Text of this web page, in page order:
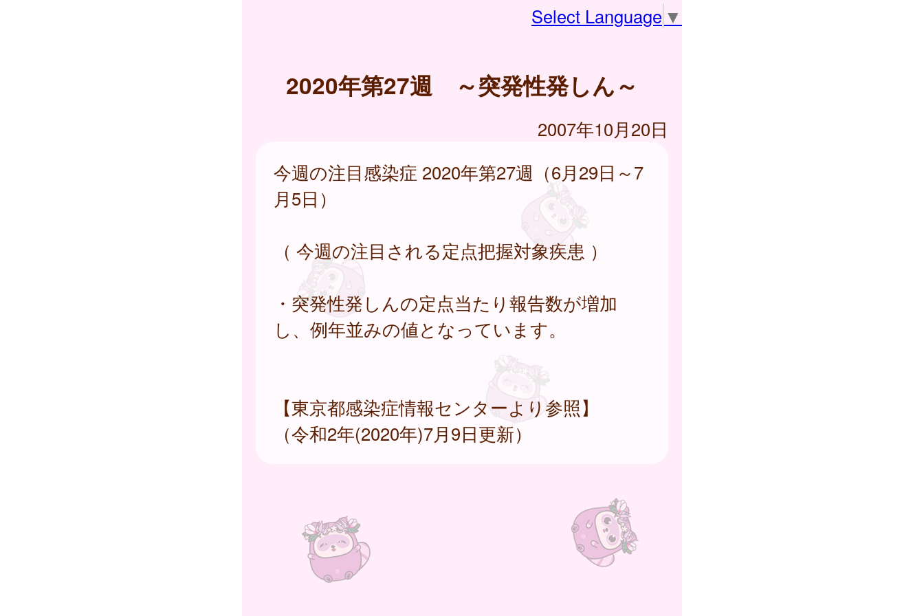
Select Language ▼
2020年第27週 ～突発性発しん～
2007年10月20日
今週の注目感染症 2020年第27週（6月29日～7
月5日）
（ 今週の注目される定点把握対象疾患 ）
・突発性発しんの定点当たり報告数が増加
し、例年並みの値となっています。
【東京都感染症情報センターより参照】
（令和2年(2020年)7月9日更新）